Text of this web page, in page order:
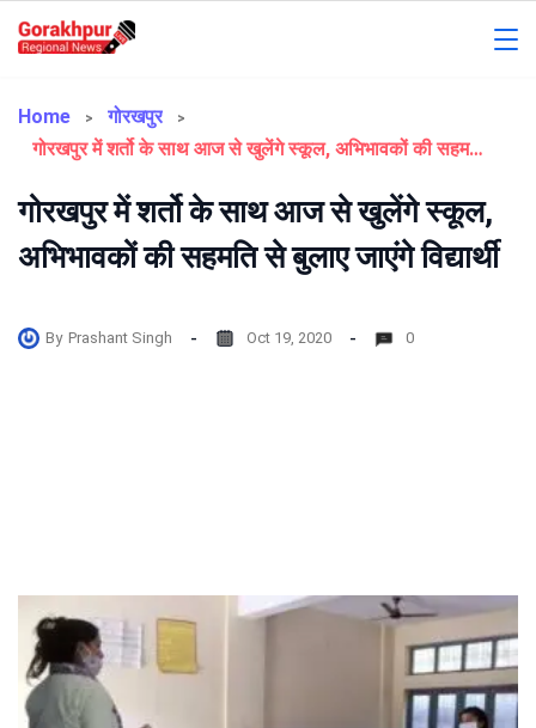
Regional
Home
गोरखपुर
गोरखपुर में शर्तो के साथ आज से खुलेंगे स्कूल, अभिभावकों की सहमति से बुलाए जाएंगे विद्यार्थी
गोरखपुर में शर्तो के साथ आज से खुलेंगे स्कूल,
अभिभावकों की सहमति से बुलाए जाएंगे विद्यार्थी
By Prashant Singh Oct 19, 2020 0